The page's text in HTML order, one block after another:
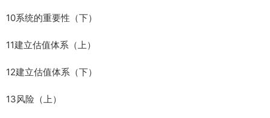
10系统的重要性（下）
11建立估值体系（上）
12建立估值体系（下）
13风险（上）